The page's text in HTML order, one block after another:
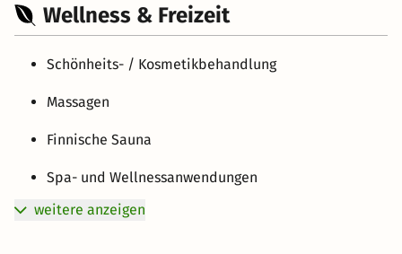
Wellness & Freizeit
Schönheits- / Kosmetikbehandlung
Massagen
Finnische Sauna
Spa- und Wellnessanwendungen
weitere anzeigen